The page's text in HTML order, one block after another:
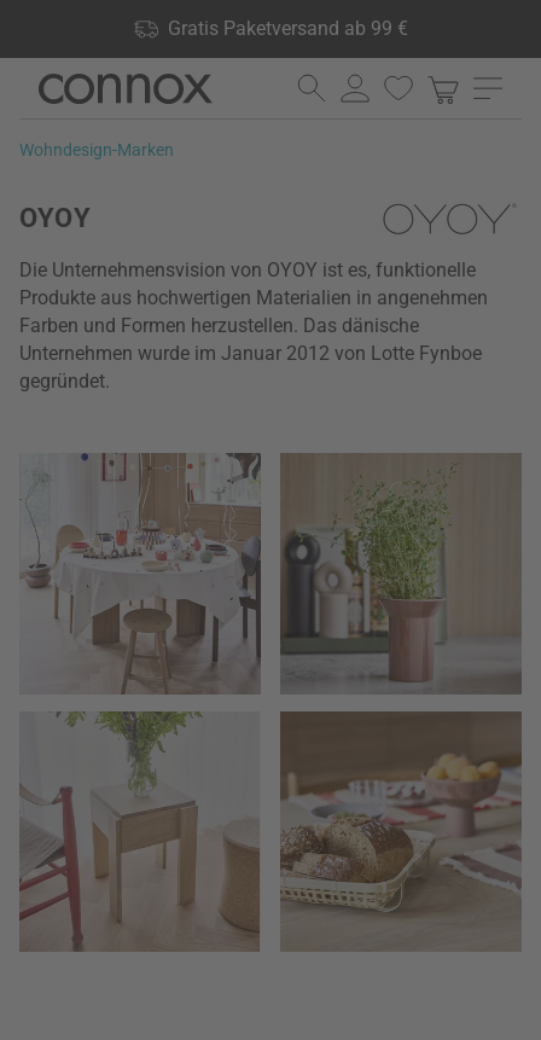
Gratis Paketversand ab 99 €
lagernd, 60 Tage Rückgaberecht
Direkt
Seiteninhalt
Direkt
Suchfeld
Wohndesign-Marken
OYOY
Die Unternehmensvision von OYOY ist es, funktionelle
Produkte aus hochwertigen Materialien in angenehmen
Farben und Formen herzustellen. Das dänische
Unternehmen wurde im Januar 2012 von Lotte Fynboe
gegründet.